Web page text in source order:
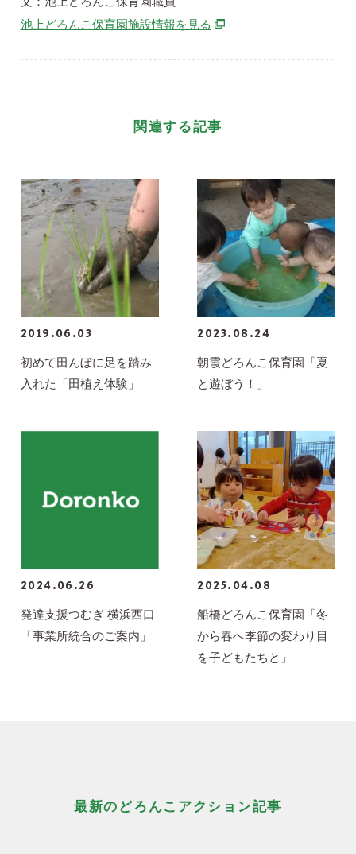
池上どろんこ保育園施設情報を見る 別ウィンドウで開きます
関連する記事
2019.06.03
初めて田んぼに足を踏み
入れた「田植え体験」
2023.08.24
朝霞どろんこ保育園「夏
と遊ぼう！」
2024.06.26
発達支援つむぎ 横浜西口
「事業所統合のご案内」
2025.04.08
船橋どろんこ保育園「冬
から春へ季節の変わり目
を子どもたちと」
最新のどろんこアクション記事